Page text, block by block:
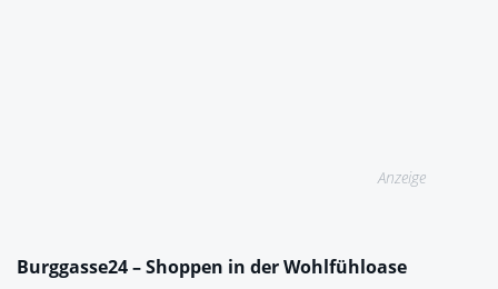
Anzeige
Burggasse24 – Shoppen in der Wohlfühloase